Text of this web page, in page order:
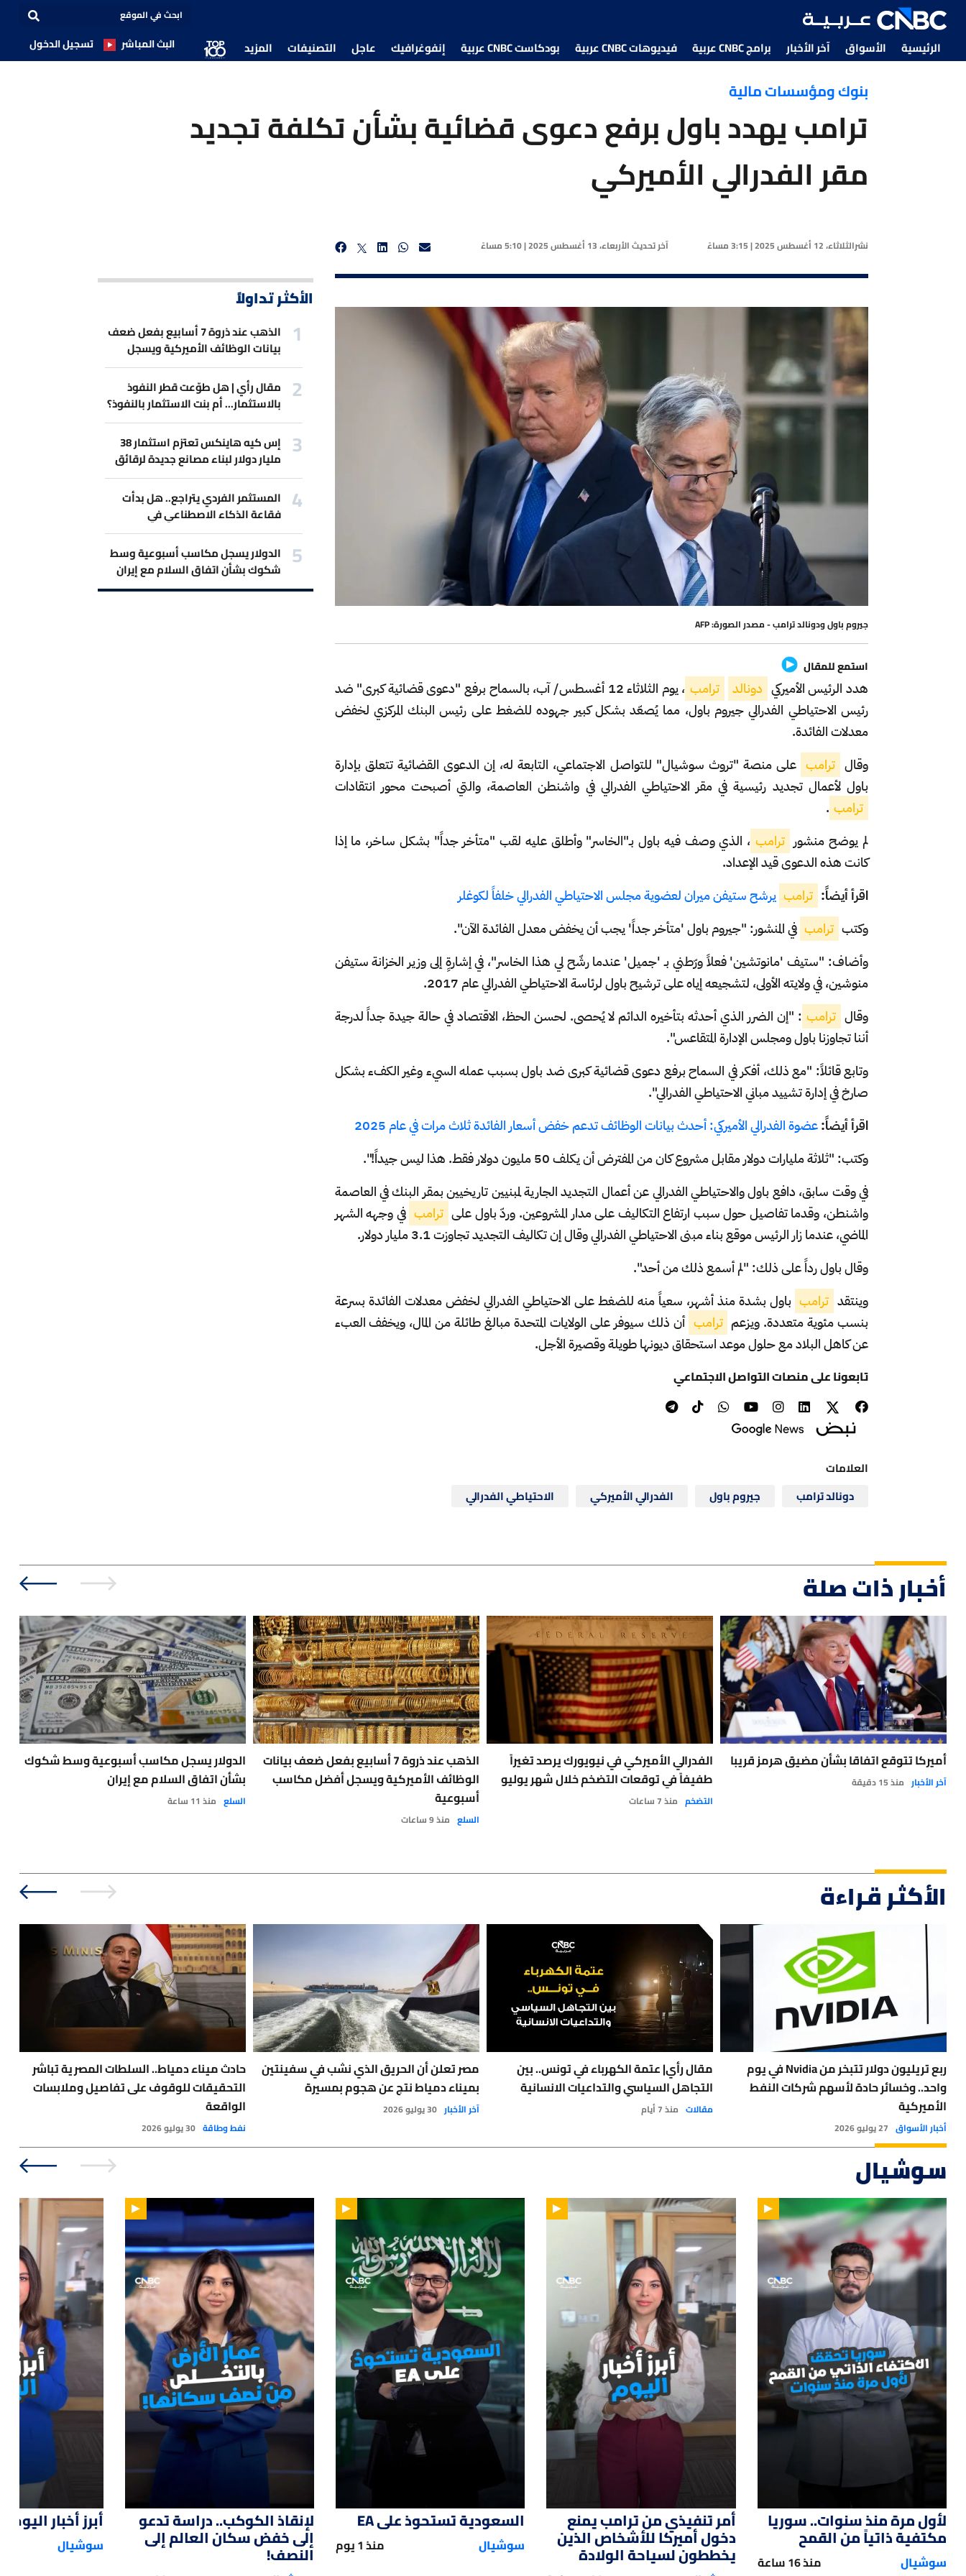
الرئيسية الأسواق آخر الأخبار برامج CNBC عربية فيديوهات CNBC عربية بودكاست CNBC عربية إنفوغرافيك عاجل التصنيفات المزيد البث المباشر تسجيل الدخول
بنوك ومؤسسات مالية
ترامب يهدد باول برفع دعوى قضائية بشأن تكلفة تجديد
مقر الفدرالي الأميركي
نشرالثلاثاء، 12 أغسطس 2025 | 3:15 مساءً آخر تحديثالأربعاء، 13 أغسطس 2025 | 5:10 مساءً
جيروم باول ودونالد ترامب - مصدر الصورة: AFP
استمع للمقال
هدد الرئيس الأميركي دونالد ترامب
، يوم الثلاثاء 12 أغسطس/ آب، بالسماح برفع "دعوى قضائية كبرى" ضد
رئيس الاحتياطي الفدرالي جيروم باول، مما يُصعّد بشكل كبير جهوده للضغط على رئيس البنك المركزي لخفض
معدلات الفائدة.
وقال ترامب على منصة "تروث سوشيال" للتواصل الاجتماعي، التابعة له، إن الدعوى القضائية تتعلق بإدارة
باول لأعمال تجديد رئيسية في مقر الاحتياطي الفدرالي في واشنطن العاصمة، والتي أصبحت محور انتقادات
ترامب .
لم يوضح منشور ترامب ، الذي وصف فيه باول بـ"الخاسر" وأطلق عليه لقب "متأخر جداً" بشكل ساخر، ما إذا
كانت هذه الدعوى قيد الإعداد.
اقرأ أيضاً: ترامب يرشح ستيفن ميران لعضوية مجلس الاحتياطي الفدرالي خلفاً لكوغلر
وكتب ترامب في المنشور: "جيروم باول 'متأخر جداً' يجب أن يخفض معدل الفائدة الآن".
وأضاف: "ستيف 'مانوتشين' فعلاً ورّطني بـ 'جميل' عندما رشّح لي هذا الخاسر"، في إشارةٍ إلى وزير الخزانة ستيفن
منوشين، في ولايته الأولى، لتشجيعه إياه على ترشيح باول لرئاسة الاحتياطي الفدرالي عام 2017.
وقال ترامب : "إن الضرر الذي أحدثه بتأخيره الدائم لا يُحصى. لحسن الحظ، الاقتصاد في حالة جيدة جداً لدرجة
أننا تجاوزنا باول ومجلس الإدارة المتقاعس".
وتابع قائلاً: "مع ذلك، أفكر في السماح برفع دعوى قضائية كبرى ضد باول بسبب عمله السيء وغير الكفء بشكل
صارخ في إدارة تشييد مباني الاحتياطي الفدرالي".
اقرأ أيضاً:عضوة الفدرالي الأميركي: أحدث بيانات الوظائف تدعم خفض أسعار الفائدة ثلاث مرات في عام 2025
وكتب: "ثلاثة مليارات دولار مقابل مشروع كان من المفترض أن يكلف 50 مليون دولار فقط. هذا ليس جيداً!".
في وقت سابق، دافع باول والاحتياطي الفدرالي عن أعمال التجديد الجارية لمبنيين تاريخيين بمقر البنك في العاصمة
واشنطن، وقدما تفاصيل حول سبب ارتفاع التكاليف على مدار المشروعين. وردّ باول على ترامب في وجهه الشهر
الماضي، عندما زار الرئيس موقع بناء مبنى الاحتياطي الفدرالي وقال إن تكاليف التجديد تجاوزت 3.1 مليار دولار.
وقال باول رداً على ذلك: "لم أسمع ذلك من أحد".
وينتقد ترامب باول بشدة منذ أشهر، سعياً منه للضغط على الاحتياطي الفدرالي لخفض معدلات الفائدة بسرعة
بنسب مئوية متعددة. ويزعم ترامب أن ذلك سيوفر على الولايات المتحدة مبالغ طائلة من المال، ويخفف العبء
عن كاهل البلاد مع حلول موعد استحقاق ديونها طويلة وقصيرة الأجل.
تابعونا على منصات التواصل الاجتماعي
العلامات
دونالد ترامب
جيروم باول الفدرالي الأميركي الاحتياطي الفدرالي
الأكثر تداولاً
الذهب عند ذروة 7 أسابيع بفعل ضعف
بيانات الوظائف الأميركية ويسجل
أفضل مكاسب أسبوعية
مقال رأي | هل طوّعت قطر النفوذ
بالاستثمار... أم بنت الاستثمار بالنفوذ؟
إس كيه هاينكس تعتزم استثمار 38
مليار دولار لبناء مصانع جديدة لرقائق
الذاكرة
المستثمر الفردي يتراجع.. هل بدأت
فقاعة الذكاء الاصطناعي في
الانكماش؟
الدولار يسجل مكاسب أسبوعية وسط
شكوك بشأن اتفاق السلام مع إيران
أخبار ذات صلة
أميركا تتوقع اتفاقا بشأن مضيق هرمز قريبا
آخر الأخبار منذ 15 دقيقة
الفدرالي الأميركي في نيويورك يرصد تغيراً
طفيفاً في توقعات التضخم خلال شهر يوليو
التضخم منذ 7 ساعات
الذهب عند ذروة 7 أسابيع بفعل ضعف بيانات
الوظائف الأميركية ويسجل أفضل مكاسب
أسبوعية
السلع منذ 9 ساعات
الدولار يسجل مكاسب أسبوعية وسط شكوك
بشأن اتفاق السلام مع إيران
السلع منذ 11 ساعة
الأكثر قراءة
ربع تريليون دولار تتبخر من Nvidia في يوم
واحد.. وخسائر حادة لأسهم شركات النفط
الأميركية
أخبار الأسواق 27 يوليو 2026
مقال رأي| عتمة الكهرباء في تونس.. بين
التجاهل السياسي والتداعيات الانسانية
مقالات منذ 7 أيام
مصر تعلن أن الحريق الذي نشب في سفينتين
بميناء دمياط نتج عن هجوم بمسيرة
آخر الأخبار 30 يوليو 2026
حادث ميناء دمياط.. السلطات المصرية تباشر
التحقيقات للوقوف على تفاصيل وملابسات
الواقعة
نفط وطاقة 30 يوليو 2026
سوشيال
01:33
لأول مرة منذ سنوات.. سوريا
مكتفية ذاتياً من القمح
سوشيال منذ 16 ساعة
01:14
أمر تنفيذي من ترامب يمنع
دخول أميركا للأشخاص الذين
يخططون لسياحة الولادة
01:12
السعودية تستحوذ على EA
سوشيال منذ 1 يوم
01:47
لإنقاذ الكوكب.. دراسة تدعو
إلى خفض سكان العالم إلى
النصف!
أبرز أخبار اليوم
سوشيال